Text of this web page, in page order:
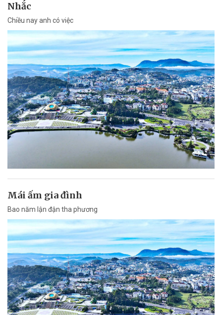
Nhắc
Chiều nay anh có việc
Mái ấm gia đình
Bao năm lận đận tha phương